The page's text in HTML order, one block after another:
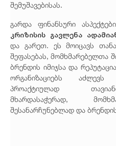
შემუშავებისას.
გარდა ფინანსური
კრიზისის გავლენა
და გარეთ. ეს მოიცავს
შეფასებას, მომხმარებელთა
ბრენდის იმიჯსა და
ორგანიზაციებს აძლევს
პროაქტიულად
მხარდასაჭერად,
შესანარჩუნებლად და